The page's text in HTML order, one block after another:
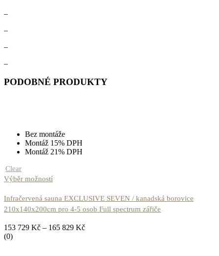
–
–
–
–
PODOBNÉ PRODUKTY
Bez montáže
Montáž 15% DPH
Montáž 21% DPH
Clear
Výběr možností
Infračervená sauna EXCLUSIVE SEVEN / kanadská borovice
210x140x200cm pro 4-5 osob Full spectrum zářiče
153 729 Kč – 165 829 Kč
(0)